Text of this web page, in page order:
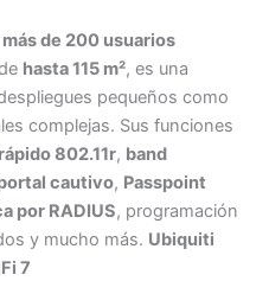
más de 200 usuarios
hasta 115 m², es una
pequeños como
complejas. Sus funciones
802.11r, band
cautivo, Passpoint
por RADIUS, programación
y mucho más. Ubiquiti
7